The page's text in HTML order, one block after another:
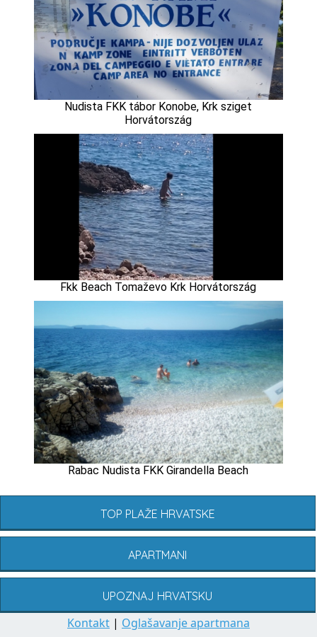
Nudista FKK tábor Konobe, Krk sziget
Horvátország
Fkk Beach Tomaževo Krk Horvátország
Rabac Nudista FKK Girandella Beach
TOP PLAŽE HRVATSKE
APARTMANI
UPOZNAJ HRVATSKU
Kontakt | Oglašavanje apartmana